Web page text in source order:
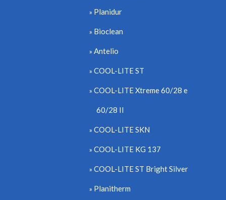
Planidur
Bioclean
Antelio
COOL-LITE ST
COOL-LITE Xtreme 60/28 e
60/28 II
COOL-LITE SKN
COOL-LITE KG 137
COOL-LITE ST Bright Silver
Planitherm